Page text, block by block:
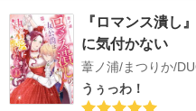
『ロマンス潰し
に気付かない
葦ノ浦/まつりか/
うぅっわ！